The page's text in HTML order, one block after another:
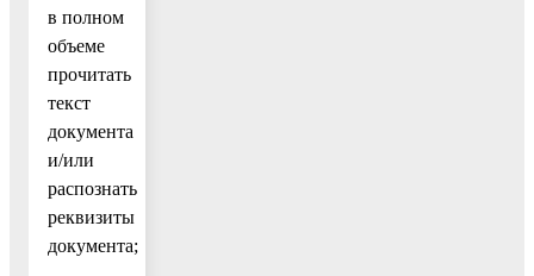
в полном
объеме
прочитать
текст
документа
и/или
распознать
реквизиты
документа;